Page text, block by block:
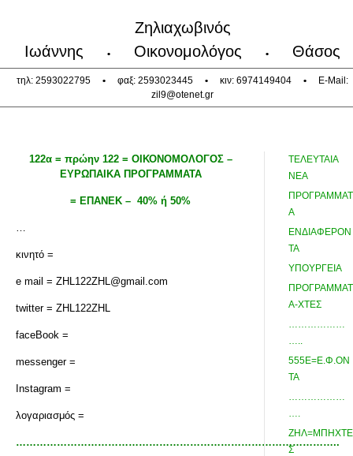
Ζηλιαχωβινός
Ιωάννης
• Οικονομολόγος • Θάσος
τηλ: 2593022795 • φαξ: 2593023445 • κιν: 6974149404 •
E-Mail:
zil9@otenet.gr
122α = πρώην 122 = ΟΙΚΟΝΟΜΟΛΟΓΟΣ –
ΕΥΡΩΠΑΙΚΑ ΠΡΟΓΡΑΜΜΑΤΑ
= ΕΠΑΝΕΚ – 40% ή 50%
…
κινητό =
e mail = ZHL122ZHL@gmail.com
twitter = ZHL122ZHL
faceBook =
messenger =
Instagram =
λογαριασμός =
…………………………………………………………………………………..
ΤΕΛΕΥΤΑΙΑ
ΝΕΑ
ΠΡΟΓΡΑΜΜΑΤ
Α
ΕΝΔΙΑΦΕΡΟΝ
ΤΑ
ΥΠΟΥΡΓΕΙΑ
ΠΡΟΓΡΑΜΜΑΤ
Α-ΧΤΕΣ
………………
…..
555Ε=Ε.Φ.ΟΝ
ΤΑ
………………
….
ΖΗΛ=ΜΠΗΧΤΕ
Σ